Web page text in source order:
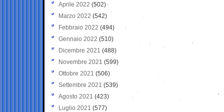
Aprile 2022 (502)
Marzo 2022 (542)
Febbraio 2022 (494)
Gennaio 2022 (510)
Dicembre 2021 (488)
Novembre 2021 (599)
Ottobre 2021 (506)
Settembre 2021 (539)
Agosto 2021 (423)
Luglio 2021 (577)